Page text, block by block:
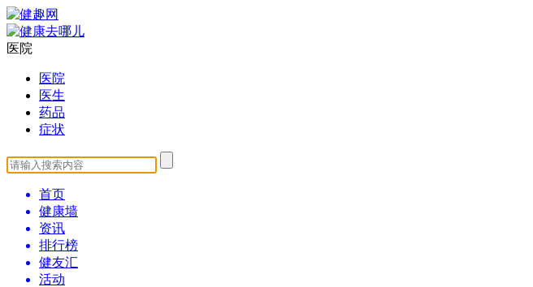
医院
医院
医生
药品
症状
首页
健康墙
资讯
排行榜
健友汇
活动